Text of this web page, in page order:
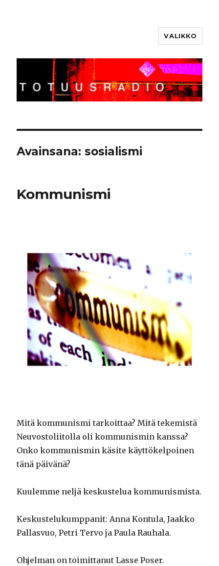
VALIKKO
Avainsana:sosialismi
Kommunismi
Mitä kommunismi tarkoittaa? Mitä tekemistä
Neuvostoliitolla oli kommunismin kanssa?
Onko kommunismin käsite käyttökelpoinen
tänä päivänä?
Kuulemme neljä keskustelua kommunismista.
Keskustelukumppanit: Anna Kontula, Jaakko
Pallasvuo, Petri Tervo ja Paula Rauhala.
Ohjelman on toimittanut Lasse Poser.